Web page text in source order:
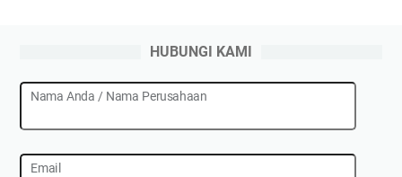
HUBUNGI KAMI
Nama Anda / Nama Perusahaan
Email